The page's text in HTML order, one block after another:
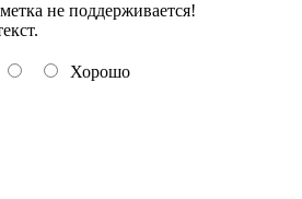
не поддерживается!
Хорошо